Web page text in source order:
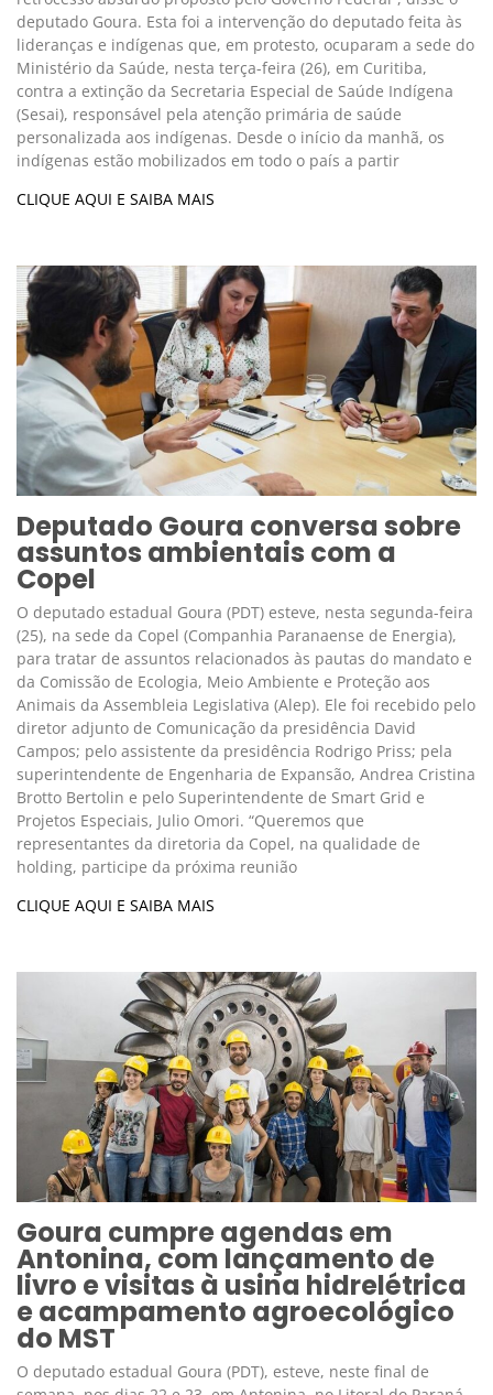
deputado Goura. Esta foi a intervenção do deputado feita às
lideranças e indígenas que, em protesto, ocuparam a sede do
Ministério da Saúde, nesta terça-feira (26), em Curitiba,
contra a extinção da Secretaria Especial de Saúde Indígena
(Sesai), responsável pela atenção primária de saúde
personalizada aos indígenas. Desde o início da manhã, os
indígenas estão mobilizados em todo o país a partir
CLIQUE AQUI E SAIBA MAIS
Deputado Goura conversa sobre
assuntos ambientais com a
Copel
O deputado estadual Goura (PDT) esteve, nesta segunda-feira
(25), na sede da Copel (Companhia Paranaense de Energia),
para tratar de assuntos relacionados às pautas do mandato e
da Comissão de Ecologia, Meio Ambiente e Proteção aos
Animais da Assembleia Legislativa (Alep). Ele foi recebido pelo
diretor adjunto de Comunicação da presidência David
Campos; pelo assistente da presidência Rodrigo Priss; pela
superintendente de Engenharia de Expansão, Andrea Cristina
Brotto Bertolin e pelo Superintendente de Smart Grid e
Projetos Especiais, Julio Omori. “Queremos que
representantes da diretoria da Copel, na qualidade de
holding, participe da próxima reunião
CLIQUE AQUI E SAIBA MAIS
Goura cumpre agendas em
Antonina, com lançamento de
livro e visitas à usina hidrelétrica
e acampamento agroecológico
do MST
O deputado estadual Goura (PDT), esteve, neste final de